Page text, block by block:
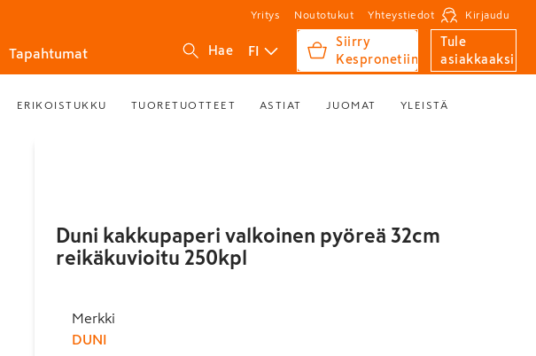
Yritys Noutotukut Yhteystiedot Kirjaudu
Tapahtumat Hae FI
Siirry
Kespronetiin
Tule
asiakkaaksi
ERIKOISTUKKU TUORETUOTTEET ASTIAT JUOMAT YLEISTÄ
Duni kakkupaperi valkoinen pyöreä 32cm
reikäkuvioitu 250kpl
Merkki
DUNI